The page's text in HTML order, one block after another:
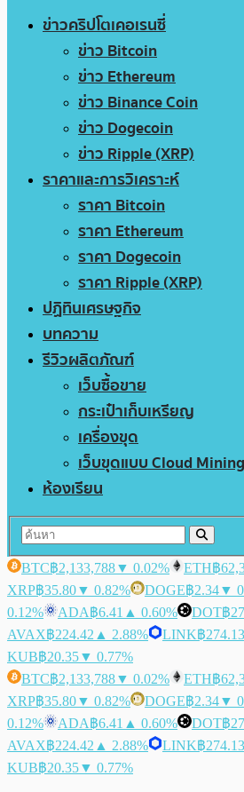
ข่าวคริปโตเคอเรนซี่
ข่าว Bitcoin
ข่าว Ethereum
ข่าว Binance Coin
ข่าว Dogecoin
ข่าว Ripple (XRP)
ราคาและการวิเคราะห์
ราคา Bitcoin
ราคา Ethereum
ราคา Dogecoin
ราคา Ripple (XRP)
ปฏิทินเศรษฐกิจ
บทความ
รีวิวผลิตภัณฑ์
เว็บซื้อขาย
กระเป๋าเก็บเหรียญ
เครื่องขุด
เว็บขุดแบบ Cloud Mining
ห้องเรียน
BTC฿2,133,788▼ 0.02% ETH฿
XRP฿35.80▼ 0.82% DOGE฿2.34▼
0.12%
ADA฿6.41 ▲ 0.60% DOT฿
AVAX฿224.42 ▲ 2.88% LINK฿274.13
KUB฿20.35▼ 0.77%
BTC฿2,133,788▼ 0.02% ETH฿
XRP฿35.80▼ 0.82% DOGE฿2.34▼
0.12%
ADA฿6.41 ▲ 0.60% DOT฿
AVAX฿224.42 ▲ 2.88% LINK฿274.13
KUB฿20.35▼ 0.77%